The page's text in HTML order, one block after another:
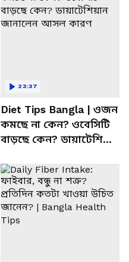
Diet Tips Bangla | ওজন
কমছে না কেন? ওবেসিটি
বাড়ছে কেন? ডায়াটেশিয়ান
23:37